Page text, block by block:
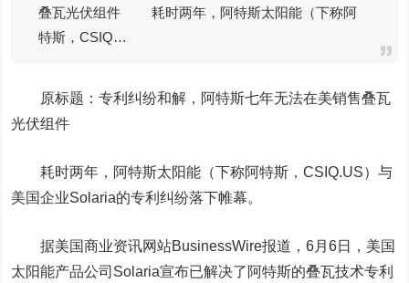
叠瓦光伏组件 耗时两年，阿特斯太阳能（下称阿
特斯，CSIQ…
原标题：专利纠纷和解，阿特斯七年无法在美销售叠瓦
光伏组件
耗时两年，阿特斯太阳能 （下称阿特斯，CSIQ.US）与
美国企业Solaria的专利纠纷落下帷幕。
据美国商业资讯网站BusinessWire报道，6月6日，美国
太阳能产品公司Solaria宣布已解决了阿特斯的叠瓦技术专利